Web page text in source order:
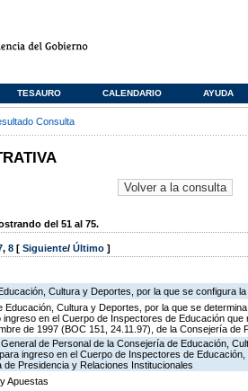
TESAURO CALENDARIO AYUDA
Consulta
del 51 al 75.
, 8 [ Siguiente/ Último ]
Cultura y Deportes, por la que se configura
Cultura y Deportes, por la que se
en el Cuerpo de Inspectores de Educación
de 1997 (BOC 151, 24.11.97), de la Consejería de
de Personal de la Consejería de Educación,
ingreso en el Cuerpo de Inspectores de
Presidencia y Relaciones Institucionales
Apuestas